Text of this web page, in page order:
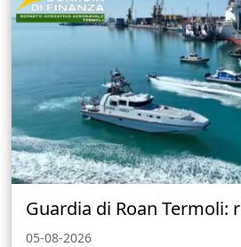
Guardia di Roan Termoli:
05-08-2026